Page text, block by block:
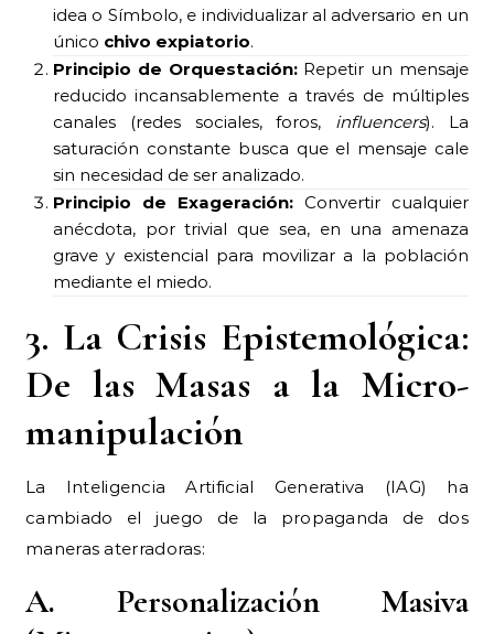
idea o Símbolo, e individualizar al adversario en un
único chivo expiatorio.
Principio de Orquestación:Repetir un mensaje
reducido incansablemente a través de múltiples
canales (redes sociales, foros, influencers). La
saturación constante busca que el mensaje cale
sin necesidad de ser analizado.
Principio de Exageración: Convertir cualquier
anécdota, por trivial que sea, en una amenaza
grave y existencial para movilizar a la población
mediante el miedo.
3. La Crisis Epistemológica:
De las Masas a la Micro-
manipulación
La Inteligencia Artificial Generativa (IAG) ha
cambiado el juego de la propaganda de dos
maneras aterradoras:
A. Personalización Masiva